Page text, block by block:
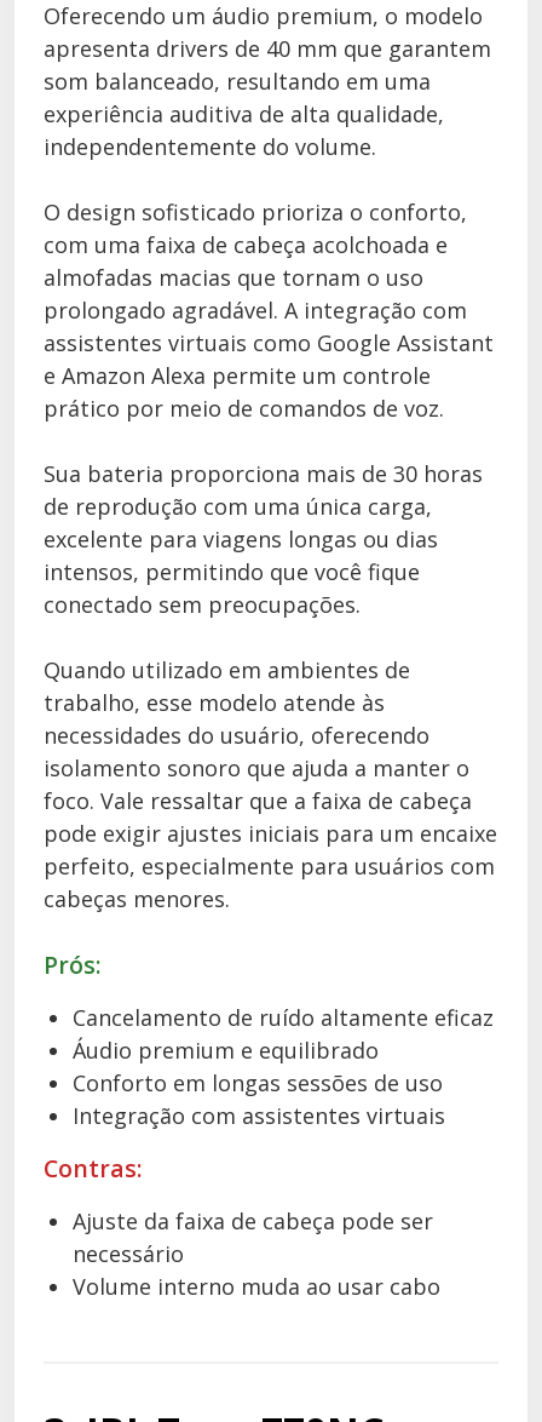
Oferecendo um áudio premium, o modelo
apresenta drivers de 40 mm que garantem
som balanceado, resultando em uma
experiência auditiva de alta qualidade,
independentemente do volume.
O design sofisticado prioriza o conforto,
com uma faixa de cabeça acolchoada e
almofadas macias que tornam o uso
prolongado agradável. A integração com
assistentes virtuais como Google Assistant
e Amazon Alexa permite um controle
prático por meio de comandos de voz.
Sua bateria proporciona mais de 30 horas
de reprodução com uma única carga,
excelente para viagens longas ou dias
intensos, permitindo que você fique
conectado sem preocupações.
Quando utilizado em ambientes de
trabalho, esse modelo atende às
necessidades do usuário, oferecendo
isolamento sonoro que ajuda a manter o
foco. Vale ressaltar que a faixa de cabeça
pode exigir ajustes iniciais para um encaixe
perfeito, especialmente para usuários com
cabeças menores.
Prós:
Cancelamento de ruído altamente eficaz
Áudio premium e equilibrado
Conforto em longas sessões de uso
Integração com assistentes virtuais
Contras:
Ajuste da faixa de cabeça pode ser
necessário
Volume interno muda ao usar cabo